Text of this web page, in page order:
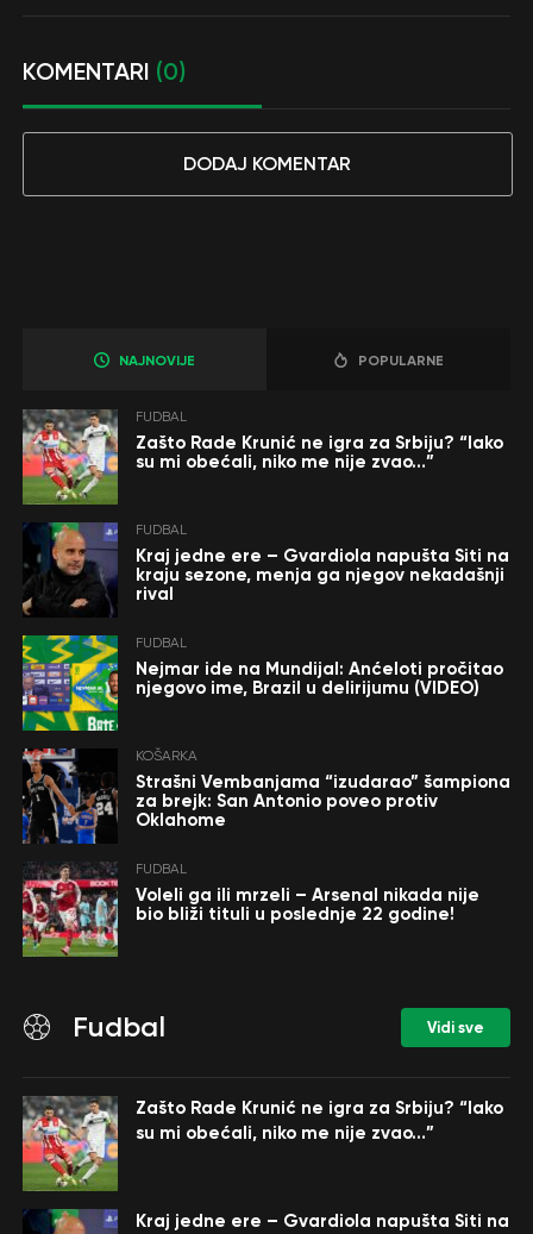
KOMENTARI (0)
DODAJ KOMENTAR
NAJNOVIJE POPULARNE
FUDBAL
Zašto Rade Krunić ne igra za Srbiju? “Iako
su mi obećali, niko me nije zvao…”
FUDBAL
Kraj jedne ere – Gvardiola napušta Siti na
kraju sezone, menja ga njegov nekadašnji
rival
FUDBAL
Nejmar ide na Mundijal: Anćeloti pročitao
njegovo ime, Brazil u delirijumu (VIDEO)
KOŠARKA
Strašni Vembanjama “izudarao” šampiona
za brejk: San Antonio poveo protiv
Oklahome
FUDBAL
Voleli ga ili mrzeli – Arsenal nikada nije
bio bliži tituli u poslednje 22 godine!
Fudbal Vidi sve
Zašto Rade Krunić ne igra za Srbiju? “Iako
su mi obećali, niko me nije zvao…”
Kraj jedne ere – Gvardiola napušta Siti na